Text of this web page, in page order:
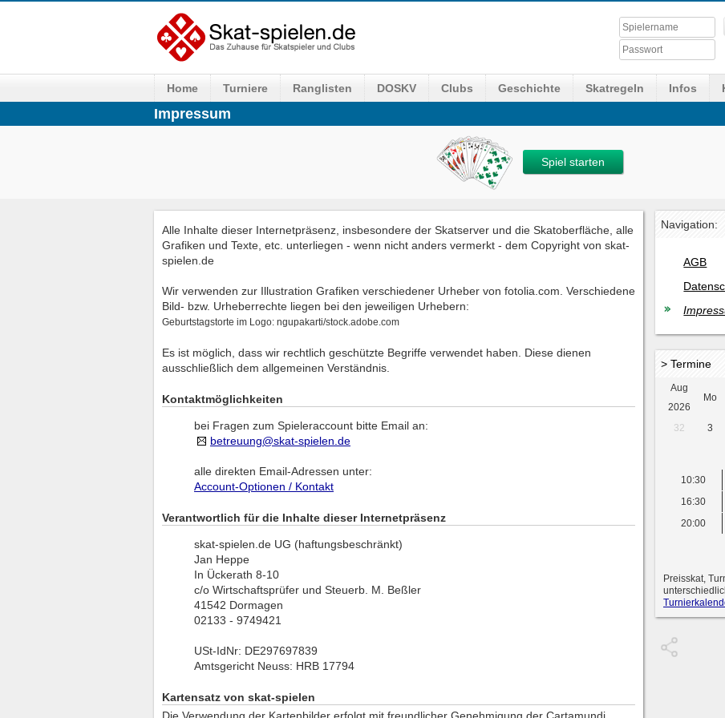
Home Turniere Ranglisten DOSKV Clubs Geschichte Skatregeln Infos
Impressum
Spiel starten
Alle Inhalte dieser Internetpräsenz, insbesondere der Skatserver und die Skatoberfläche, alle
Grafiken und Texte, etc. unterliegen - wenn nicht anders vermerkt - dem Copyright von skat-
spielen.de
Wir verwenden zur Illustration Grafiken verschiedener Urheber von fotolia.com. Verschiedene
Bild- bzw. Urheberrechte liegen bei den jeweiligen Urhebern:
Geburtstagstorte im Logo: ngupakarti/stock.adobe.com
Es ist möglich, dass wir rechtlich geschützte Begriffe verwendet haben. Diese dienen
ausschließlich dem allgemeinen Verständnis.
Kontaktmöglichkeiten
bei Fragen zum Spieleraccount bitte Email an:
betreuung@skat-spielen.de
alle direkten Email-Adressen unter:
Account-Optionen / Kontakt
Verantwortlich für die Inhalte dieser Internetpräsenz
skat-spielen.de UG (haftungsbeschränkt)
Jan Heppe
In Ückerath 8-10
c/o Wirtschaftsprüfer und Steuerb. M. Beßler
41542 Dormagen
02133 - 9749421
USt-IdNr: DE297697839
Amtsgericht Neuss: HRB 17794
Kartensatz von skat-spielen
Navigation:
AGB
> Termine
Aug
2026
Mo
32 3
10:30
16:30
20:00
Preisskat,